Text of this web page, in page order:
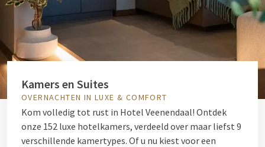
Kamers en Suites
OVERNACHTEN IN LUXE & COMFORT
Kom volledig tot rust in Hotel Veenendaal! Ontdek
onze 152 luxe hotelkamers, verdeeld over maar liefst 9
verschillende kamertypes. Of u nu kiest voor een